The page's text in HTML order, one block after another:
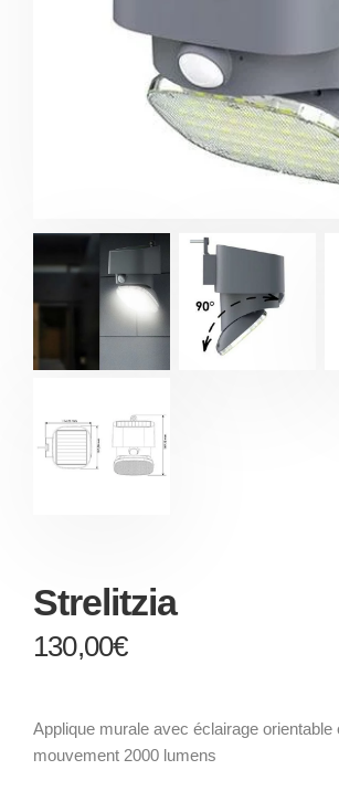
Strelitzia
130,00€
Applique murale avec éclairage orientable
mouvement 2000 lumens